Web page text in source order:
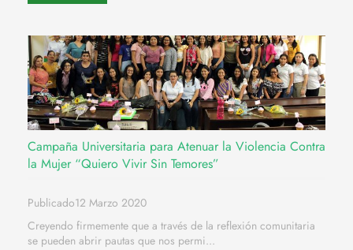
Campaña Universitaria para Atenuar la Violencia Contra
la Mujer “Quiero Vivir Sin Temores”
Publicado12 Marzo 2020
Creyendo firmemente que a través de la reflexión comunitaria
se pueden abrir pautas que nos permi...